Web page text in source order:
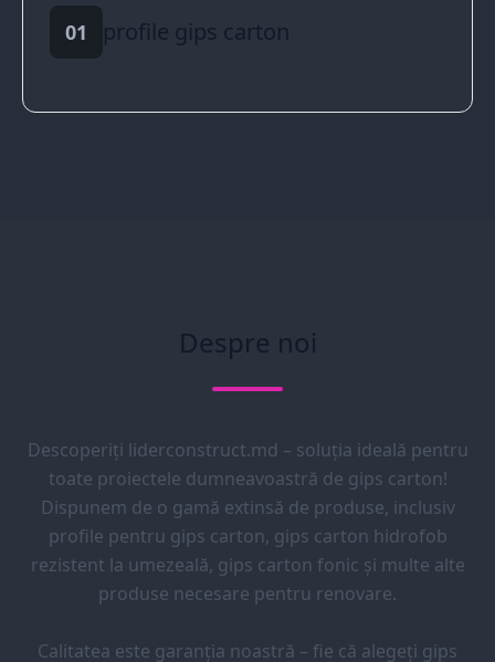
01 profile gips carton
Despre noi
Descoperiți liderconstruct.md – soluția ideală pentru
toate proiectele dumneavoastră de gips carton!
Dispunem de o gamă extinsă de produse, inclusiv
profile pentru gips carton, gips carton hidrofob
rezistent la umezeală, gips carton fonic și multe alte
produse necesare pentru renovare.
Calitatea este garanția noastră – fie că alegeți gips